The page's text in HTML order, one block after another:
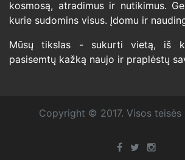
kosmosą, atradimus ir nutikimus.
kurie sudomins visus. Įdomu ir
Mūsų tikslas - sukurti vietą, iš
pasisemtų kažką naujo ir praplėstų
Copyright © 2017. Visos teisės